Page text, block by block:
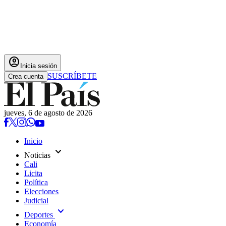
account_circle Inicia sesión
Crea cuenta SUSCRÍBETE
jueves, 6 de agosto de 2026
Inicio
Noticias expand_more
Cali
Licita
Política
Elecciones
Judicial
Deportes expand_more
Economía